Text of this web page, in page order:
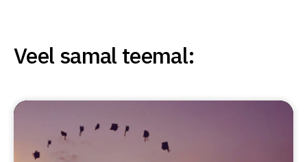
Veel samal teemal: